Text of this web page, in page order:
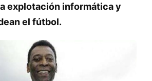
explotación informática y
el fútbol.